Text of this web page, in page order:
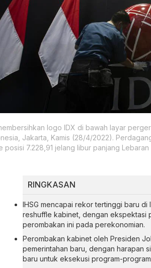
logo IDX di bawah layar
Jakarta, Kamis (28/4/2022).
posisi 7.228,91 jelang libur panjang Lebaran
RINGKASAN
IHSG mencapai rekor tertinggi baru
reshuffle kabinet, dengan ekspektasi
perombakan ini pada perekonomian.
Perombakan kabinet oleh Presiden
pemerintahan baru, dengan harapan
baru untuk eksekusi program-